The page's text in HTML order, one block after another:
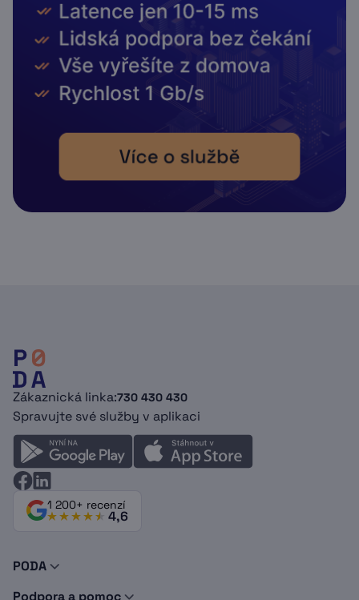
Zákaznická linka:730 430 430
Spravujte své služby v aplikaci
1 200+ recenzí
4,6
PODA